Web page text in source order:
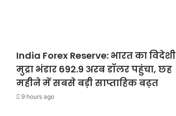
India Forex Reserve: भारत का विदेशी
मुद्रा भंडार 692.9 अरब डॉलर पहुंचा, छह
महीने में सबसे बड़ी साप्ताहिक बढ़त
9 hours ago